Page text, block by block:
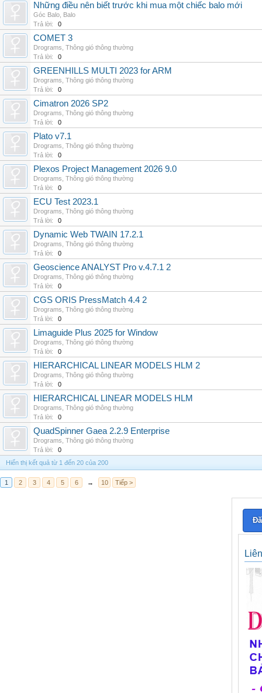
Những điều nên biết trước khi mua một chiếc balo mới
Góc Balo Balo
Trả lời:
0
COMET 3
Drograms Thông gió thông thường
Trả lời:
0
GREENHILLS MULTI 2023 for ARM
Drograms Thông gió thông thường
Trả lời:
0
Cimatron 2026 SP2
Drograms Thông gió thông thường
Trả lời:
0
Plato v7.1
Drograms Thông gió thông thường
Trả lời:
0
Plexos Project Management 2026 9.0
Drograms Thông gió thông thường
Trả lời:
0
ECU Test 2023.1
Drograms Thông gió thông thường
Trả lời:
0
Dynamic Web TWAIN 17.2.1
Drograms Thông gió thông thường
Trả lời:
0
Geoscience ANALYST Pro v.4.7.1 2
Drograms Thông gió thông thường
Trả lời:
0
CGS ORIS PressMatch 4.4 2
Drograms Thông gió thông thường
Trả lời:
0
Limaguide Plus 2025 for Window
Drograms Thông gió thông thường
Trả lời:
0
HIERARCHICAL LINEAR MODELS HLM 2
Drograms Thông gió thông thường
Trả lời:
0
HIERARCHICAL LINEAR MODELS HLM
Drograms Thông gió thông thường
Trả lời:
0
QuadSpinner Gaea 2.2.9 Enterprise
Drograms Thông gió thông thường
Trả lời:
0
Hiển thị kết quả từ 1 đến 20 của 200
1 2 3 4 5 6 → 10 Tiếp >